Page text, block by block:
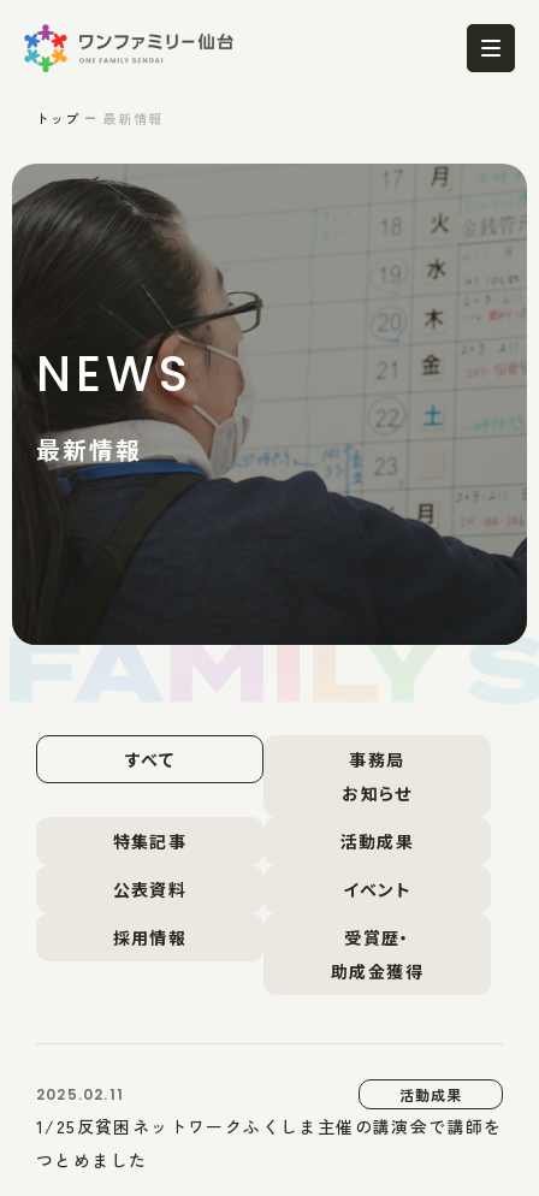
トップ 最新情報
NEWS
最新情報
すべて
事務局
お知らせ
特集記事
活動成果
公表資料
イベント
採用情報
受賞歴・
助成金獲得
2025.02.11 活動成果
1/25反貧困ネットワークふくしま主催の講演会で講師を
つとめました